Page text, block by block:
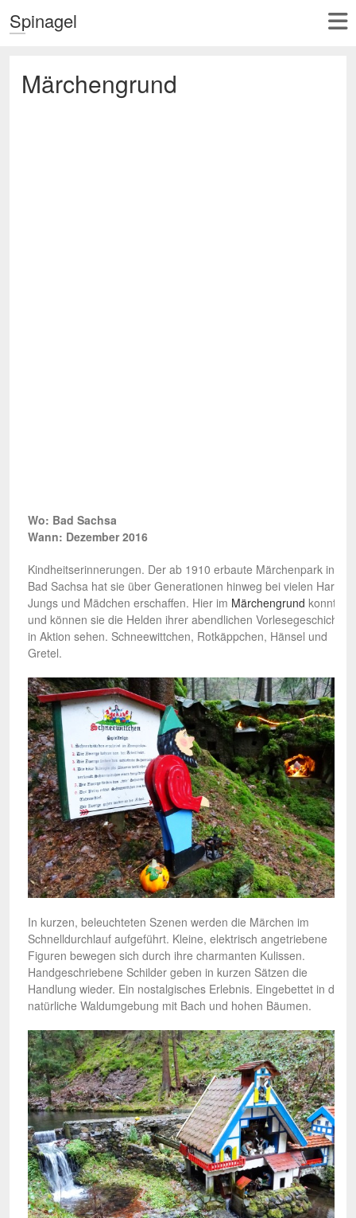
Spinagel
Märchengrund
Wo: Bad Sachsa
Wann: Dezember 2016
Kindheitserinnerungen. Der ab 1910 erbaute Märchenpark in
Bad Sachsa hat sie über Generationen hinweg bei vielen Harzer
Jungs und Mädchen erschaffen. Hier im Märchengrund konnten
und können sie die Helden ihrer abendlichen Vorlesegeschichten
in Aktion sehen. Schneewittchen, Rotkäppchen, Hänsel und
Gretel.
In kurzen, beleuchteten Szenen werden die Märchen im
Schnelldurchlauf aufgeführt. Kleine, elektrisch angetriebene
Figuren bewegen sich durch ihre charmanten Kulissen.
Handgeschriebene Schilder geben in kurzen Sätzen die
Handlung wieder. Ein nostalgisches Erlebnis. Eingebettet in die
natürliche Waldumgebung mit Bach und hohen Bäumen.